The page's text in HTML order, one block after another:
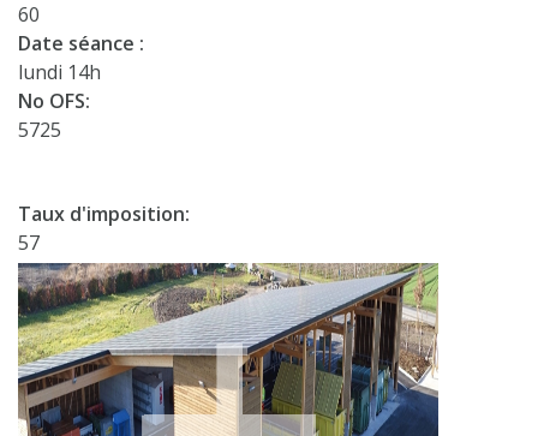
60
Date séance :
lundi 14h
No OFS:
5725
Taux d'imposition:
57